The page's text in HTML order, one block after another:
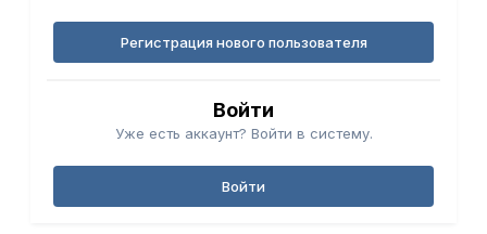
Регистрация нового пользователя
Войти
Уже есть аккаунт? Войти в систему.
Войти